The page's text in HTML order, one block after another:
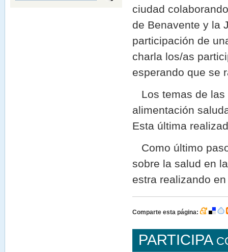
ciudad
de Benavente y la
participación de
charla los/as
esperando que se
Los temas de las
alimentación
Esta última
Como último
sobre la salud en
estra realizando
Comparte esta página:
PARTICIPA